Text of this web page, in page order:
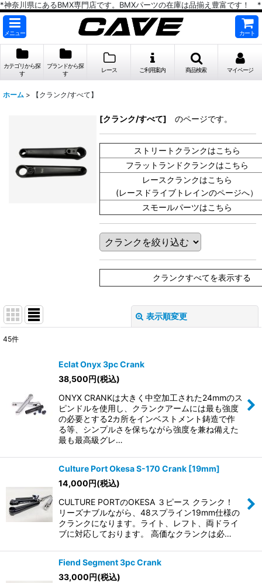
*神奈川県にあるBMX専門店です。BMXパーツの在庫は品揃え豊富です！ *
メニュー カート
カテゴリから探
す
ブランドから探
す
レース ご利用案内 商品検索 マイページ
ホーム > 【クランク/すべて】
[クランク/すべて] のページです。
ストリートクランクはこちら
フラットランドクランクはこちら
レースクランクはこちら
(レースドライブトレインのページへ）
スモールパーツはこちら
クランクすべてを表示する
表示順変更
並び順:
絞り込む
45件
Eclat Onyx 3pc Crank
38,500円(税込)
ONYX CRANKは大きく中空加工された24mmのス
ピンドルを使用し、クランクアームには最も強度
の必要とする2カ所をインベストメント鋳造で作
る等、シンプルさを保ちながら強度を兼ね備えた
最も最高級グレ…
Culture Port Okesa S-170 Crank [19mm]
14,000円(税込)
CULTURE PORTのOKESA ３ピース クランク！
リーズナブルながら、48スプライン19mm仕様の
クランクになります。ライト、レフト、両ドライ
ブに対応しております。 高価なクランクは必…
Fiend Segment 3pc Crank
33,000円(税込)